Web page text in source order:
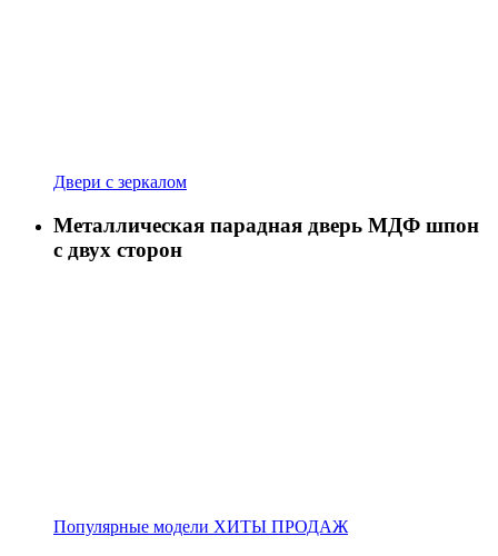
Двери с зеркалом
Металлическая парадная дверь МДФ шпон
с двух сторон
Популярные модели ХИТЫ ПРОДАЖ